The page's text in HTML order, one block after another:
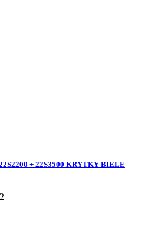
+ 22S3500 KRYTKY BIELE